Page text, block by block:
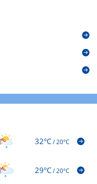
32°C/20°C
29°C/20°C